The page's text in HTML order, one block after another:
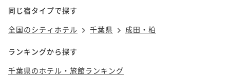
同じ宿タイプで探す
全国のシティホテル
千葉県 成田・柏
ランキングから探す
千葉県のホテル・旅館ランキング